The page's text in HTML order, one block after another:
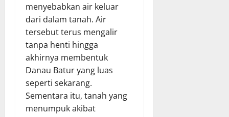
menyebabkan air keluar
dari dalam tanah. Air
tersebut terus mengalir
tanpa henti hingga
akhirnya membentuk
Danau Batur yang luas
seperti sekarang.
Sementara itu, tanah yang
menumpuk akibat